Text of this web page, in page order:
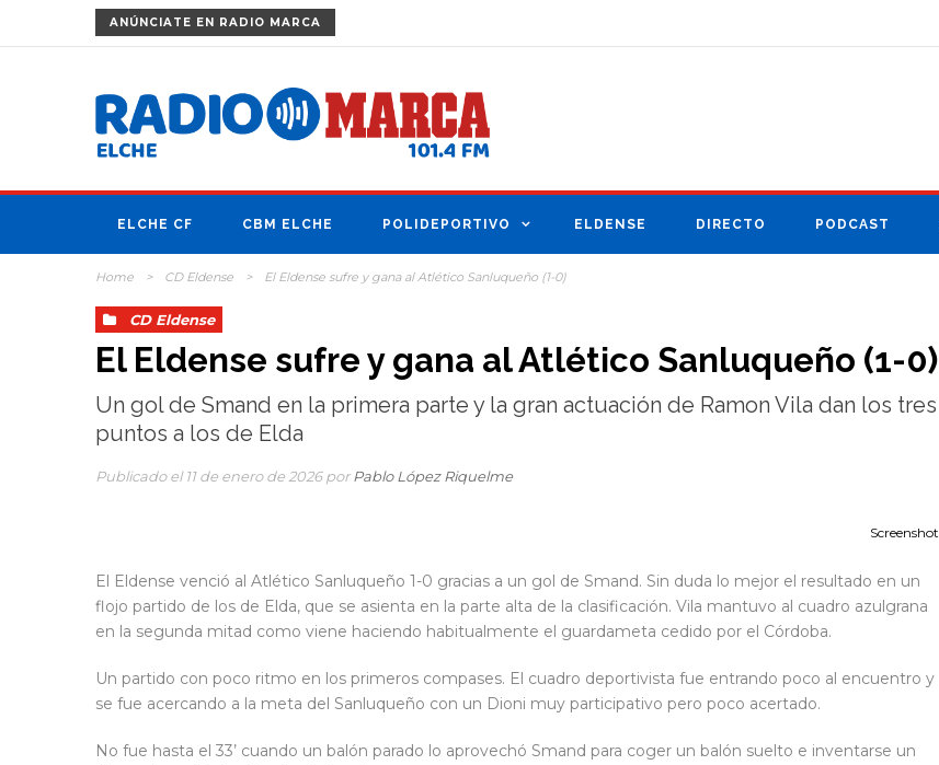
ANÚNCIATE EN RADIO MARCA
ELCHE CF CBM ELCHE POLIDEPORTIVO ELDENSE DIRECTO PODCAST
Home > CD Eldense > El Eldense sufre y gana al Atlético Sanluqueño (1-0)
CD Eldense
El Eldense sufre y gana al Atlético Sanluqueño (1-0)
Un gol de Smand en la primera parte y la gran actuación de Ramon Vila dan los tres
puntos a los de Elda
Publicado el 11 de enero de 2026 porPablo López Riquelme
Screenshot
El Eldense venció al Atlético Sanluqueño 1-0 gracias a un gol de Smand. Sin duda lo mejor el resultado en un
flojo partido de los de Elda, que se asienta en la parte alta de la clasificación. Vila mantuvo al cuadro azulgrana
en la segunda mitad como viene haciendo habitualmente el guardameta cedido por el Córdoba.
Un partido con poco ritmo en los primeros compases. El cuadro deportivista fue entrando poco al encuentro y
se fue acercando a la meta del Sanluqueño con un Dioni muy participativo pero poco acertado.
No fue hasta el 33’ cuando un balón parado lo aprovechó Smand para coger un balón suelto e inventarse un